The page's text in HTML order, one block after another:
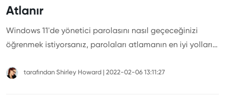
Atlanır
Windows 11'de yönetici parolasını nasıl geçeceğinizi
öğrenmek istiyorsanız, parolaları atlamanın en iyi yollarını
tarafından Shirley Howard | 2022-02-06 13:11:27